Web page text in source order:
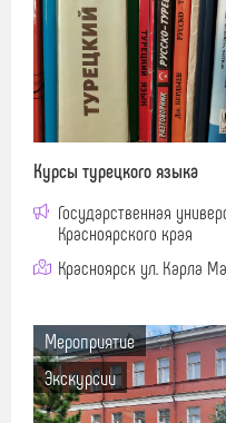
Курсы турецкого языка
Государственная
Красноярского края
Красноярск ул. Карла
Мероприятие
Экскурсии